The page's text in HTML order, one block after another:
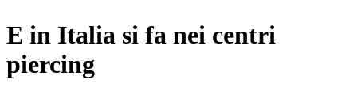
E in Italia si fa nei centri
piercing